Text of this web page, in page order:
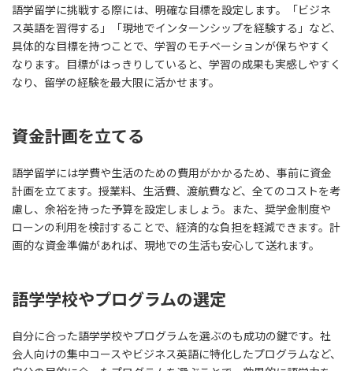
語学留学に挑戦する際には、明確な目標を設定します。「ビジネ
ス英語を習得する」「現地でインターンシップを経験する」など、
具体的な目標を持つことで、学習のモチベーションが保ちやすく
なります。目標がはっきりしていると、学習の成果も実感しやすく
なり、留学の経験を最大限に活かせます。
資金計画を立てる
語学留学には学費や生活のための費用がかかるため、事前に資金
計画を立てます。授業料、生活費、渡航費など、全てのコストを考
慮し、余裕を持った予算を設定しましょう。また、奨学金制度や
ローンの利用を検討することで、経済的な負担を軽減できます。計
画的な資金準備があれば、現地での生活も安心して送れます。
語学学校やプログラムの選定
自分に合った語学学校やプログラムを選ぶのも成功の鍵です。社
会人向けの集中コースやビジネス英語に特化したプログラムなど、